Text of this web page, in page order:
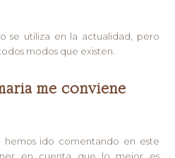
se utiliza en la actualidad, pero
modos que existen.
me conviene
ido comentando en este